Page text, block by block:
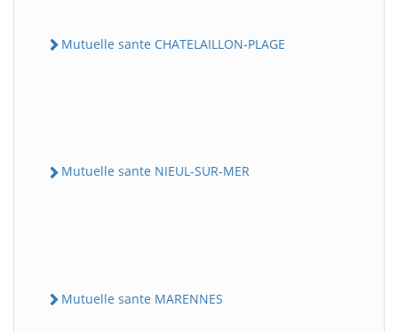
Mutuelle sante CHATELAILLON-PLAGE
Mutuelle sante NIEUL-SUR-MER
Mutuelle sante MARENNES